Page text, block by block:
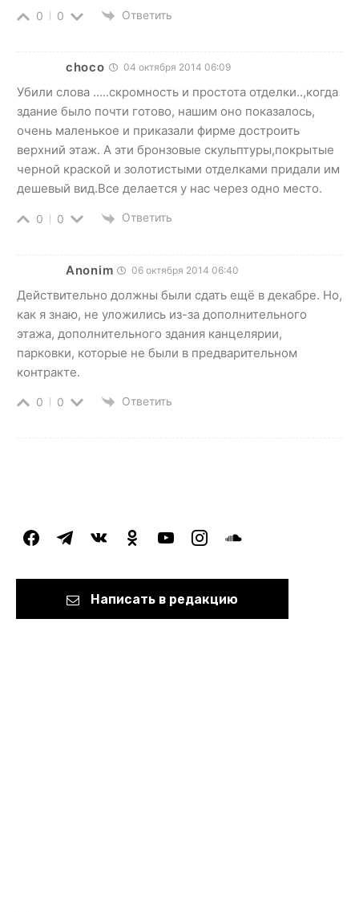
0 0 Ответить
choco 04 октября 2014 06:09
Убили слова …..скромность и простота отделки..,когда
здание было почти готово, нашим оно показалось,
очень маленькое и приказали фирме достроить
верхний этаж. А эти бронзовые скульптуры,покрытые
черной краской и золотистыми отделками придали им
дешевый вид.Все делается у нас через одно место.
0 0 Ответить
Anonim 06 октября 2014 06:40
Действительно должны были сдать ещё в декабре. Но,
как я знаю, не уложились из-за дополнительного
этажа, дополнительного здания канцелярии,
парковки, которые не были в предварительном
контракте.
0 0 Ответить
facebooktelegramvkontakteodnoklassniki
youtubeinstagramsoundcloud
Написать в редакцию